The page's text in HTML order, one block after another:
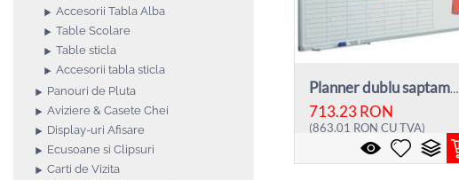
Accesorii Tabla Alba
Table Scolare
Table sticla
Accesorii tabla sticla
Panouri de Pluta
Aviziere & Casete Chei
Display-uri Afisare
Ecusoane si Clipsuri
Carti de Vizita
Planner dublu saptamanal, rama aluminiu, ...
713.23 RON
(863.01 RON CU TVA)